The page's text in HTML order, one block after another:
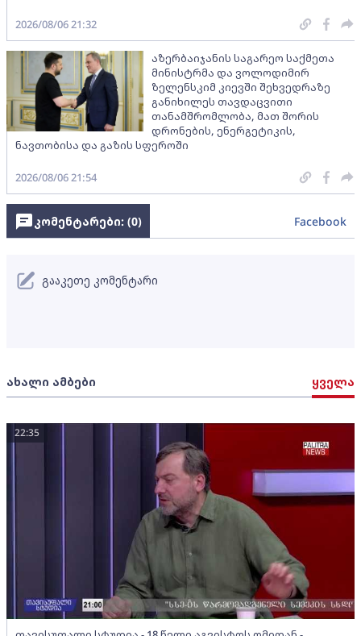
2026/08/06 21:32
აზერბაიჯანის საგარეო საქმეთა
მინისტრმა და ვოლოდიმირ
ზელენსკიმ კიევში შეხვედრაზე
განიხილეს თავდაცვითი
თანამშრომლობა, მათ შორის
დრონების, ენერგეტიკის,
ნავთობისა და გაზის სფეროში
2026/08/06 21:54
ახალი ამბები ყველა
22:35
კომენტარები: (0) Facebook
გააკეთე კომენტარი